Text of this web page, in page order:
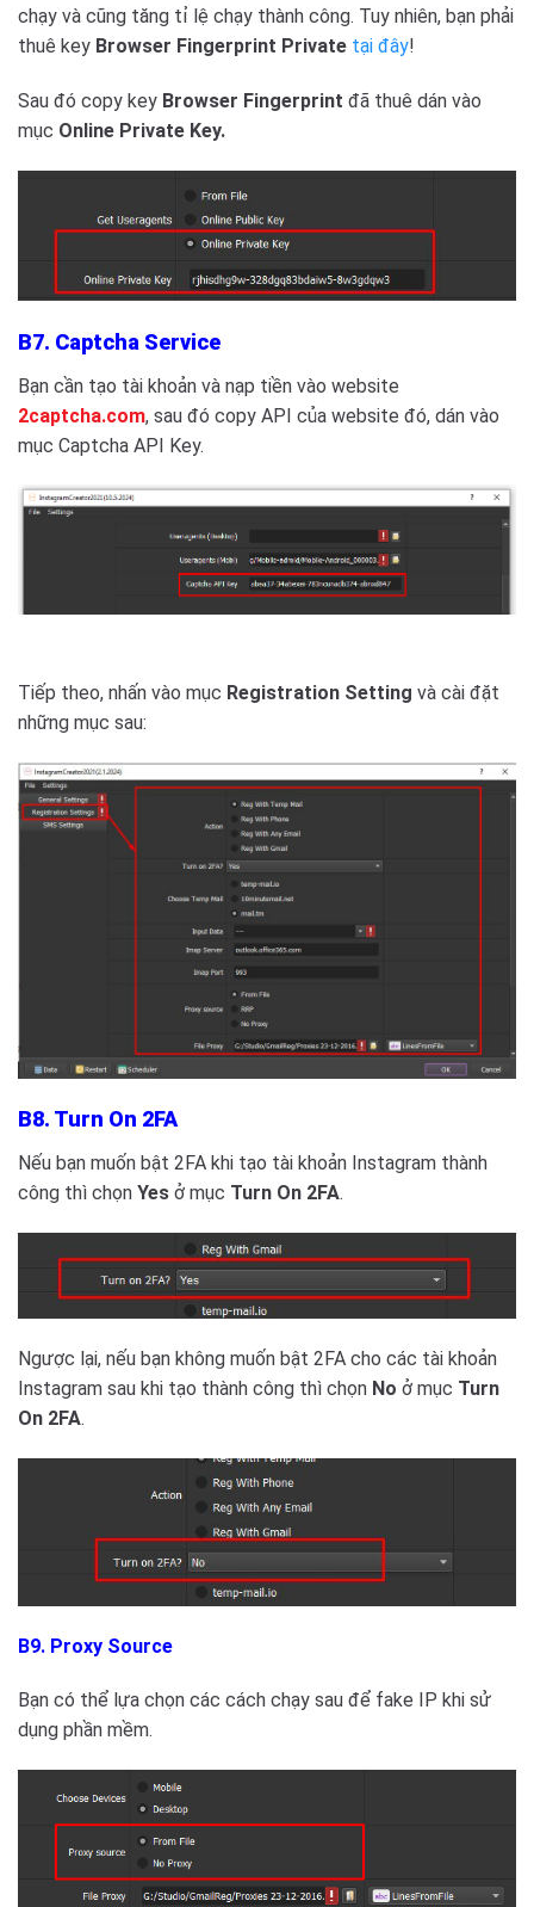
chạy và cũng tăng tỉ lệ chạy thành công. Tuy nhiên, bạn phải
thuê key Browser Fingerprint Private tại đây!
Sau đó copy key Browser Fingerprint đã thuê dán vào
mục Online Private Key.
B7. Captcha Service
Bạn cần tạo tài khoản và nạp tiền vào website
2captcha.com, sau đó copy API của website đó, dán vào
mục Captcha API Key.
Tiếp theo, nhấn vào mục Registration Setting và cài đặt
những mục sau:
B8. Turn On 2FA
Nếu bạn muốn bật 2FA khi tạo tài khoản Instagram thành
công thì chọn Yes ở mục Turn On 2FA.
Ngược lại, nếu bạn không muốn bật 2FA cho các tài khoản
Instagram sau khi tạo thành công thì chọn No ở mục Turn
On 2FA.
B9. Proxy Source
Bạn có thể lựa chọn các cách chạy sau để fake IP khi sử
dụng phần mềm.